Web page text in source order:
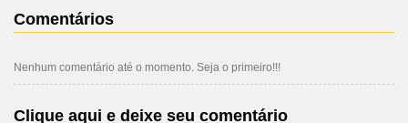
Comentários
Nenhum comentário até o momento. Seja o primeiro!!!
Clique aqui e deixe seu comentário